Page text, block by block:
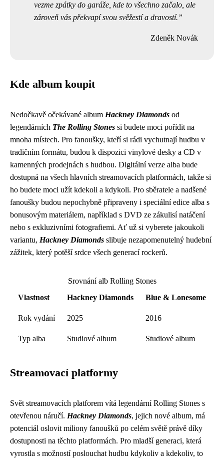
vezme zpátky do garáže, kde to všechno začalo, ale
zároveň vás překvapí svou svěžestí a dravostí.
Zdeněk Novák
Kde album koupit
Nedočkavě očekávané album Hackney Diamonds od
legendárních The Rolling Stones si budete moci pořídit na
mnoha místech. Pro fanoušky, kteří si rádi vychutnají hudbu v
tradičním formátu, budou k dispozici vinylové desky a CD v
kamenných prodejnách s hudbou. Digitální verze alba bude
dostupná na všech hlavních streamovacích platformách, takže si
ho budete moci užít kdekoli a kdykoli. Pro sběratele a nadšené
fanoušky budou nepochybně připraveny i speciální edice alba s
bonusovým materiálem, například s DVD ze zákulisí natáčení
nebo s exkluzivními fotografiemi. Ať už si vyberete jakoukoli
variantu, Hackney Diamonds slibuje nezapomenutelný hudební
zážitek, který potěší srdce všech generací rockerů.
Srovnání alb Rolling Stones
Vlastnost
Hackney Diamonds Blue & Lonesome
Rok vydání 2025 2016
Typ alba Studiové album Studiové album
Streamovací platformy
Svět streamovacích platforem vítá legendární Rolling Stones s
otevřenou náručí. Hackney Diamonds, jejich nové album, má
potenciál oslovit miliony fanoušků po celém světě právě díky
dostupnosti na těchto platformách. Pro mladší generaci, která
vyrostla s možností poslouchat hudbu kdykoliv a kdekoliv, to